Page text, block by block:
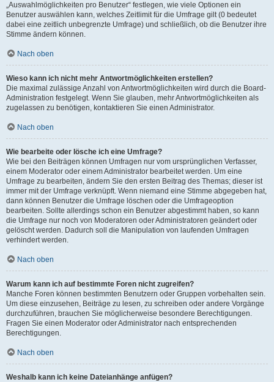
„Auswahlmöglichkeiten pro Benutzer“ festlegen, wie viele Optionen ein
Benutzer auswählen kann, welches Zeitlimit für die Umfrage gilt (0 bedeutet
dabei eine zeitlich unbegrenzte Umfrage) und schließlich, ob die Benutzer ihre
Stimme ändern können.
Nach oben
Wieso kann ich nicht mehr Antwortmöglichkeiten erstellen?
Die maximal zulässige Anzahl von Antwortmöglichkeiten wird durch die Board-
Administration festgelegt. Wenn Sie glauben, mehr Antwortmöglichkeiten als
zugelassen zu benötigen, kontaktieren Sie einen Administrator.
Nach oben
Wie bearbeite oder lösche ich eine Umfrage?
Wie bei den Beiträgen können Umfragen nur vom ursprünglichen Verfasser,
einem Moderator oder einem Administrator bearbeitet werden. Um eine
Umfrage zu bearbeiten, ändern Sie den ersten Beitrag des Themas; dieser ist
immer mit der Umfrage verknüpft. Wenn niemand eine Stimme abgegeben hat,
dann können Benutzer die Umfrage löschen oder die Umfrageoption
bearbeiten. Sollte allerdings schon ein Benutzer abgestimmt haben, so kann
die Umfrage nur noch von Moderatoren oder Administratoren geändert oder
gelöscht werden. Dadurch soll die Manipulation von laufenden Umfragen
verhindert werden.
Nach oben
Warum kann ich auf bestimmte Foren nicht zugreifen?
Manche Foren können bestimmten Benutzern oder Gruppen vorbehalten sein.
Um diese einzusehen, Beiträge zu lesen, zu schreiben oder andere Vorgänge
durchzuführen, brauchen Sie möglicherweise besondere Berechtigungen.
Fragen Sie einen Moderator oder Administrator nach entsprechenden
Berechtigungen.
Nach oben
Weshalb kann ich keine Dateianhänge anfügen?